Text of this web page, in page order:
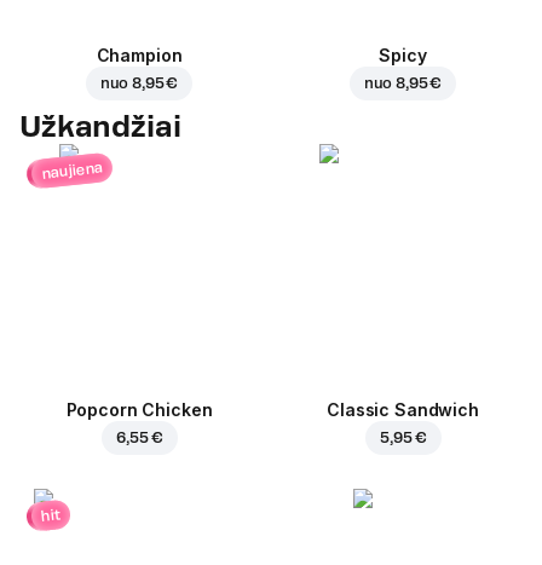
Champion
nuo8,95 €
Spicy
nuo8,95 €
Užkandžiai
naujiena
Popcorn Chicken
6,55 €
Classic Sandwich
5,95 €
hit